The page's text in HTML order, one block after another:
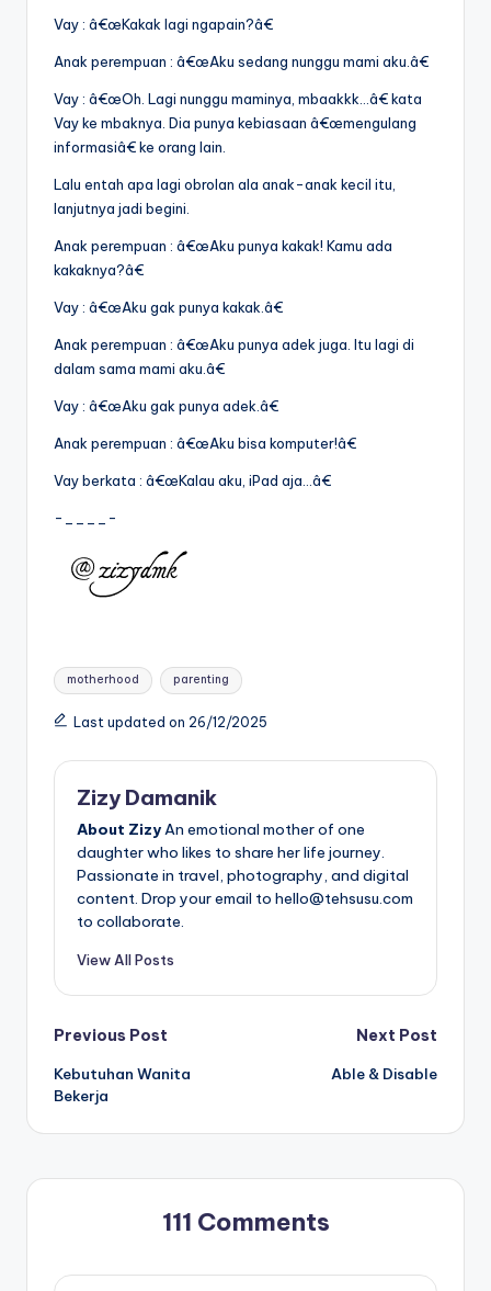
Vay : â€œKakak lagi ngapain?â€
Anak perempuan : â€œAku sedang nunggu mami aku.â€
Vay : â€œOh. Lagi nunggu maminya, mbaakkk…â€ kata
Vay ke mbaknya. Dia punya kebiasaan â€œmengulang
informasiâ€ ke orang lain.
Lalu entah apa lagi obrolan ala anak-anak kecil itu,
lanjutnya jadi begini.
Anak perempuan : â€œAku punya kakak! Kamu ada
kakaknya?â€
Vay : â€œAku gak punya kakak.â€
Anak perempuan : â€œAku punya adek juga. Itu lagi di
dalam sama mami aku.â€
Vay : â€œAku gak punya adek.â€
Anak perempuan : â€œAku bisa komputer!â€
Vay berkata : â€œKalau aku, iPad aja…â€
-____-
Tags:
motherhood parenting
Last updated on 26/12/2025
Zizy Damanik
About ZizyAn emotional mother of one
daughter who likes to share her life journey.
Passionate in travel, photography, and digital
content. Drop your email to hello@tehsusu.com
to collaborate.
View All Posts
Post
navigation
Previous Post
Kebutuhan Wanita
Bekerja
Next Post
Able & Disable
111 Comments